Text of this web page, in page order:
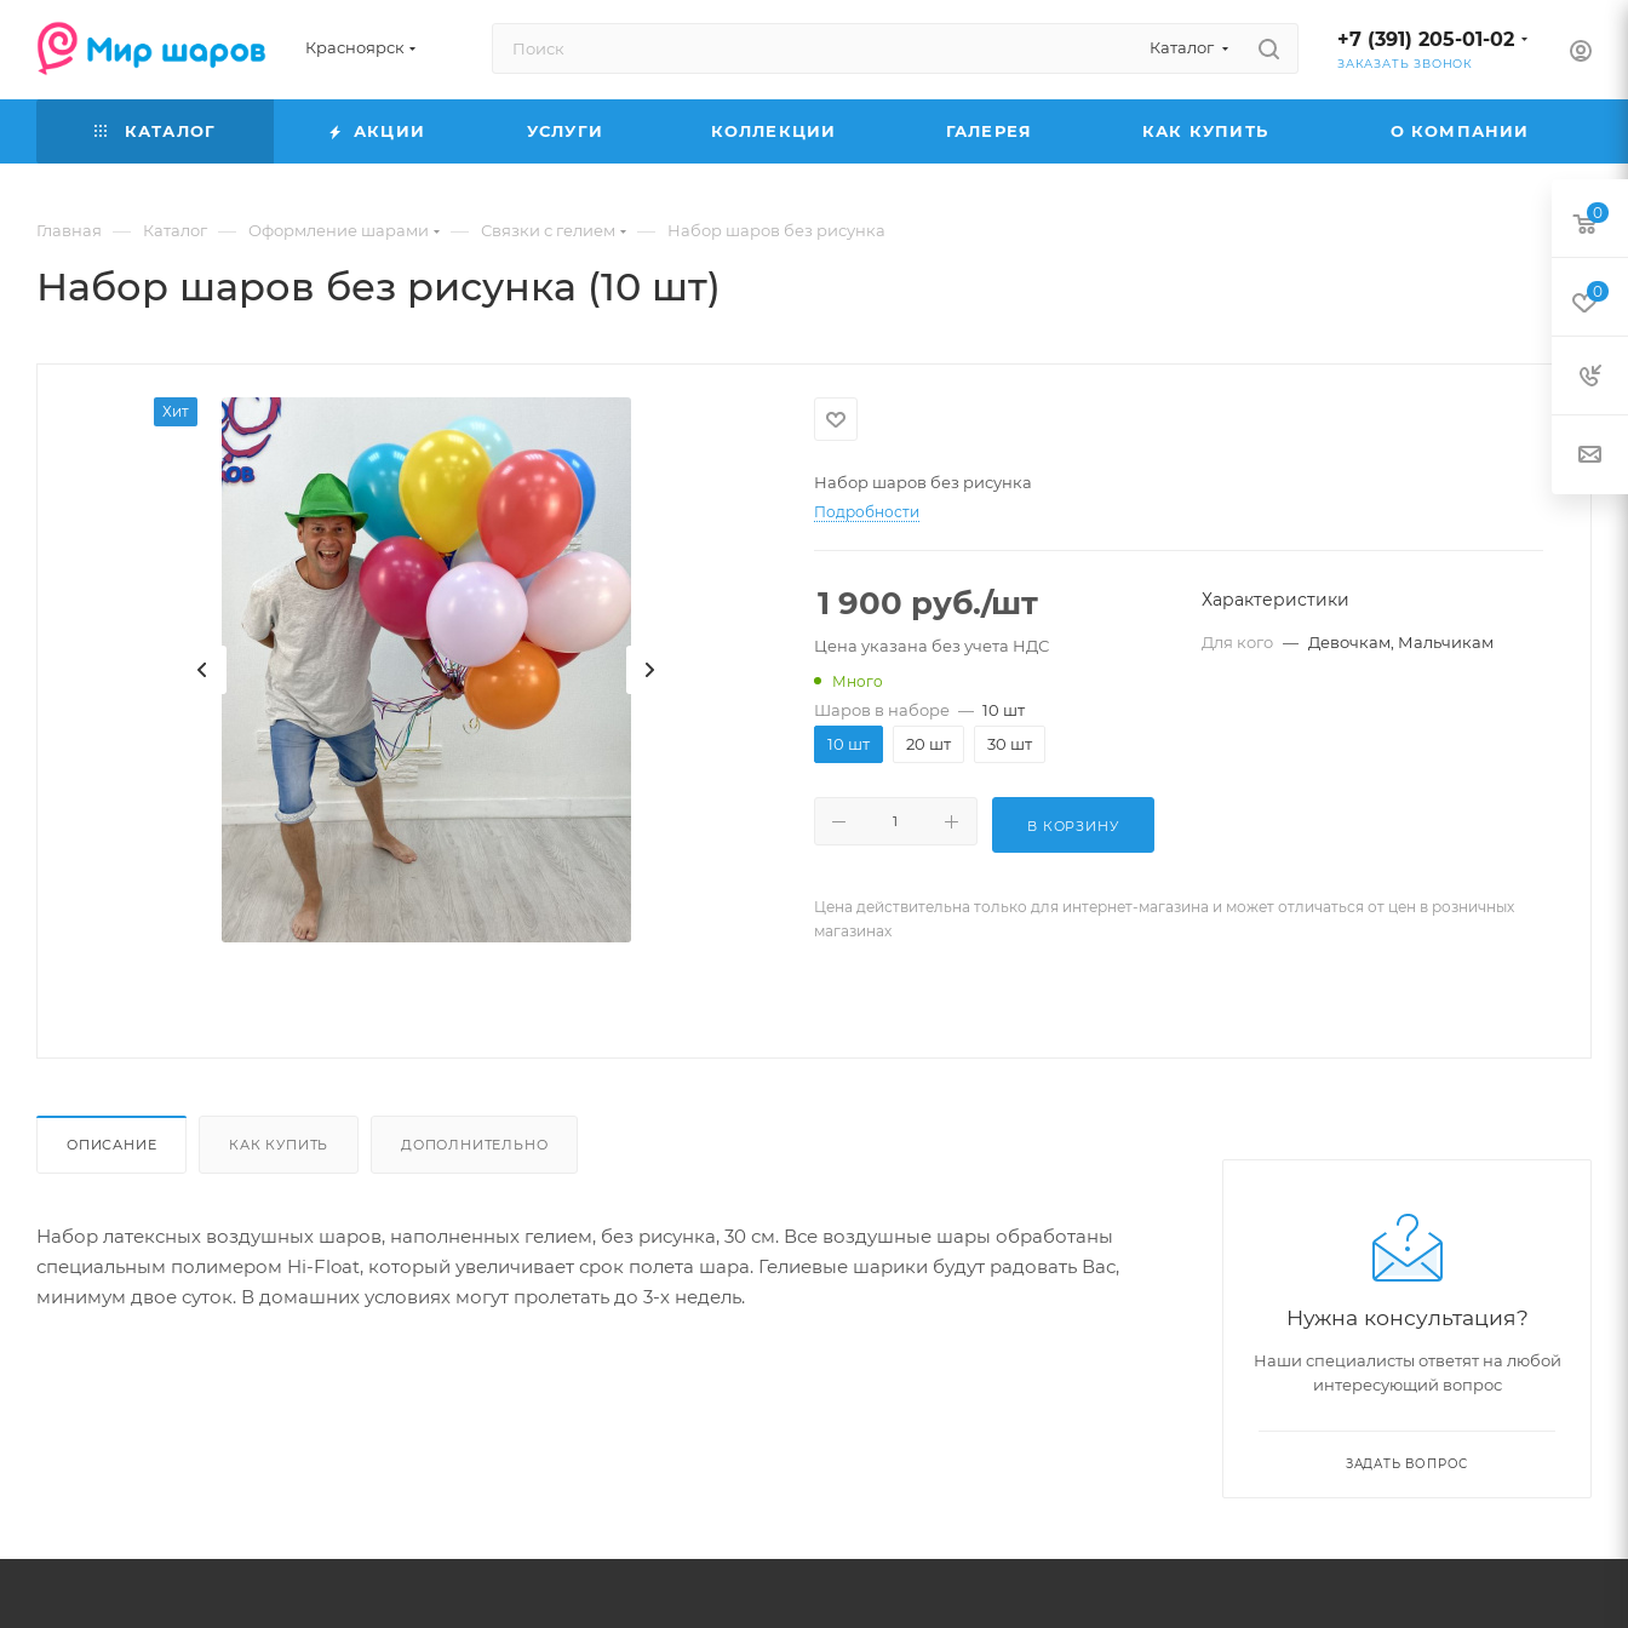
Красноярск Каталог +7 (391) 205-01-02
ЗАКАЗАТЬ ЗВОНОК
КАТАЛОГ АКЦИИ УСЛУГИ КОЛЛЕКЦИИ ГАЛЕРЕЯ КАК КУПИТЬ О КОМПАНИИ
Главная — Каталог — Оформление шарами — Связки с гелием — Набор шаров без рисунка
Набор шаров без рисунка (10 шт)
Хит
Набор шаров без рисунка
Подробности
1 900 руб./шт
Цена указана без учета НДС
Много
Шаров в наборе — 10 шт
10 шт
20 шт 30 шт
В КОРЗИНУ
Характеристики
Для кого — Девочкам, Мальчикам
Цена действительна только для интернет-магазина и может отличаться от цен в розничных
магазинах
ОПИСАНИЕ КАК КУПИТЬ ДОПОЛНИТЕЛЬНО
Набор латексных воздушных шаров, наполненных гелием, без рисунка, 30 см. Все воздушные шары обработаны
специальным полимером Hi-Float, который увеличивает срок полета шара. Гелиевые шарики будут радовать Вас,
минимум двое суток. В домашних условиях могут пролетать до 3-х недель.
Нужна консультация?
Наши специалисты ответят на любой
интересующий вопрос
ЗАДАТЬ ВОПРОС
0
0